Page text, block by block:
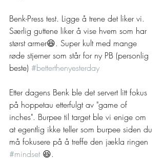
Benk-Press test. Ligge å trene det liker vi.
Særlig guttene liker å vise hvem som har
størst armer😆. Super kult med mange
røde stjerner som står for ny PB (personlig
beste) #betterthenyesterday
Etter dagens Benk ble det servert litt fokus
på hoppetau etterfulgt av "game of
inches". Burpee til target ble vi enige om
at egentlig ikke teller som burpee siden du
må fokusere på å treffe den jækla ringen
#mindset 😆.